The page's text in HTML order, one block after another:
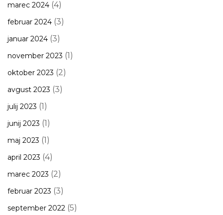
marec 2024 (4)
februar 2024 (3)
januar 2024 (3)
november 2023 (1)
oktober 2023 (2)
avgust 2023 (3)
julij 2023 (1)
junij 2023 (1)
maj 2023 (1)
april 2023 (4)
marec 2023 (2)
februar 2023 (3)
september 2022 (5)